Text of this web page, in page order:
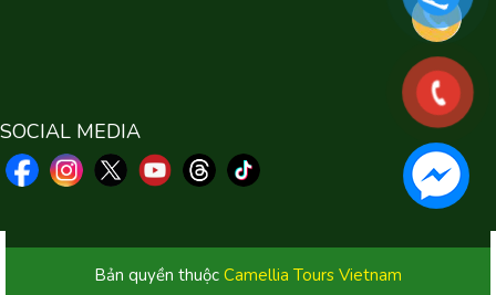
SOCIAL MEDIA
Bản quyền thuộc Camellia Tours Vietnam